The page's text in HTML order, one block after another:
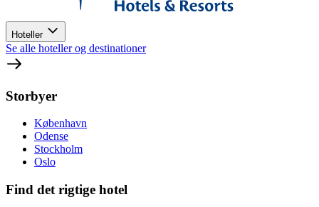
Hoteller
Se alle hoteller og destinationer
Storbyer
København
Odense
Stockholm
Oslo
Find det rigtige hotel